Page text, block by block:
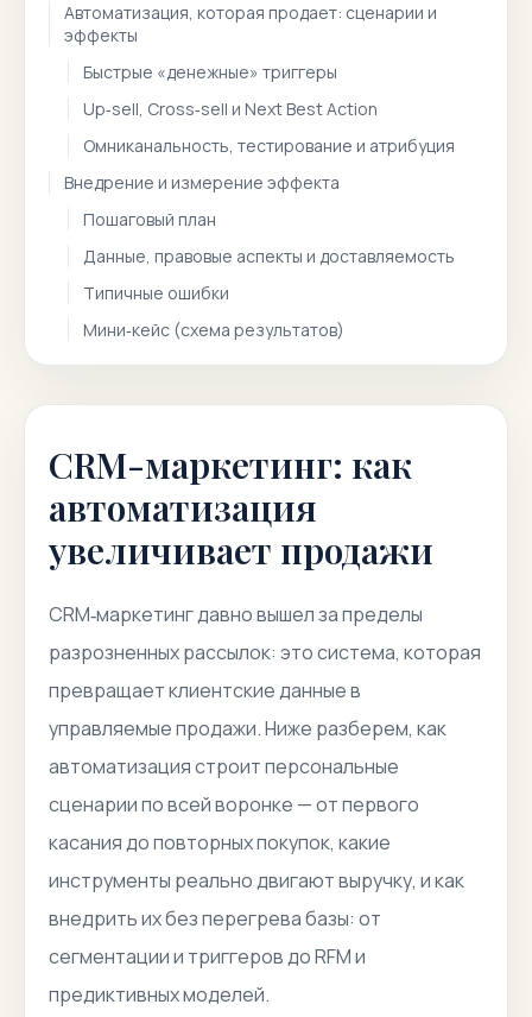
Автоматизация, которая продает: сценарии и
эффекты
Быстрые «денежные» триггеры
Up‑sell, Cross‑sell и Next Best Action
Омниканальность, тестирование и атрибуция
Внедрение и измерение эффекта
Пошаговый план
Данные, правовые аспекты и доставляемость
Типичные ошибки
Мини‑кейс (схема результатов)
CRM-маркетинг: как
автоматизация
увеличивает продажи
CRM‑маркетинг давно вышел за пределы
разрозненных рассылок: это система, которая
превращает клиентские данные в
управляемые продажи. Ниже разберем, как
автоматизация строит персональные
сценарии по всей воронке — от первого
касания до повторных покупок, какие
инструменты реально двигают выручку, и как
внедрить их без перегрева базы: от
сегментации и триггеров до RFM и
предиктивных моделей.